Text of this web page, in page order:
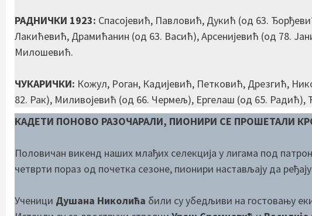
РАДНИЧКИ 1923: Спасојевић, Павловић, Дукић (од 63.
Лакићевић, Драмићанин (од 63. Васић), Арсенијевић (од 78.
Милошевић.
ЧУКАРИЧКИ: Кожул, Роган, Кадијевић, Петковић, Дрезгић,
82. Рак), Миливојевић (од 66. Чермељ), Ергелаш (од 65. Радић),
КАДЕТИ ПОНОВО РАЗОЧАРАЛИ, ПИОНИРИ СЕ ПРОШЕТАЛИ
Половичан викенд наших млађих селекција у лигама под
четврти пораз од почетка сезоне, пионири настављају да ређају
Ученици Душана Николића били су убедљиви на гостовању